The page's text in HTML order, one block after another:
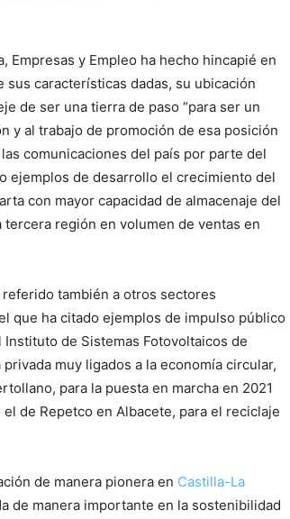
Empresas y Empleo ha hecho hincapié en
características dadas, su ubicación
de ser una tierra de paso “para ser un
y al trabajo de promoción de esa posición
comunicaciones del país por parte del
ejemplos de desarrollo el crecimiento del
con mayor capacidad de almacenaje del
región en volumen de ventas en
referido también a otros sectores
que ha citado ejemplos de impulso público
de Sistemas Fotovoltaicos de
muy ligados a la economía circular,
para la puesta en marcha en 2021
de Repetco en Albacete, para el reciclaje
de manera pionera en Castilla-La
de manera importante en la sostenibilidad